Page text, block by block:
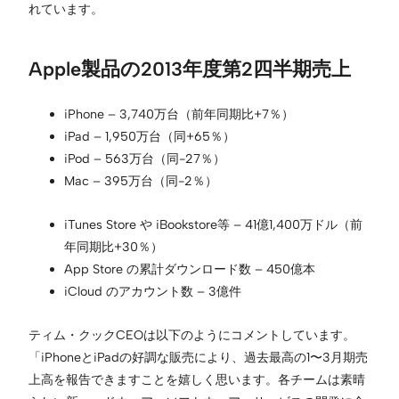
れています。
Apple製品の2013年度第2四半期売上
iPhone – 3,740万台（前年同期比+7％）
iPad – 1,950万台（同+65％）
iPod – 563万台（同-27％）
Mac – 395万台（同-2％）
iTunes Store や iBookstore等 – 41億1,400万ドル（前
年同期比+30％）
App Store の累計ダウンロード数 – 450億本
iCloud のアカウント数 – 3億件
ティム・クックCEOは以下のようにコメントしています。
「iPhoneとiPadの好調な販売により、過去最高の1〜3月期売
上高を報告できますことを嬉しく思います。各チームは素晴